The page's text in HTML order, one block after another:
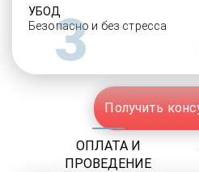
УБОД
Безопасно и без стресса
Получить
3
ОПЛАТА И
ПРОВЕДЕНИЕ